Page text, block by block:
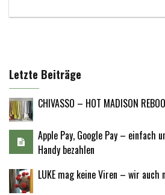
Letzte Beiträge
CHIVASSO – HOT MADISON
Apple Pay, Google Pay – einfach
Handy bezahlen
LUKE mag keine Viren – wir auch